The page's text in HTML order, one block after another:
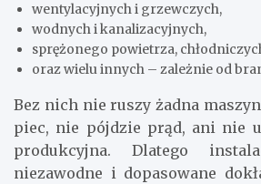
wentylacyjnych i grzewczych,
wodnych i kanalizacyjnych,
sprężonego powietrza,
oraz wielu innych – zależnie od
Bez nich nie ruszy żadna
piec, nie pójdzie prąd, ani nie
produkcyjna. Dlatego
niezawodne i dopasowane